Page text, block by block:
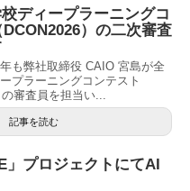
ディープラーニングコ
）の二次審査
も弊社取締役 CAIO 宮島が全
プラーニングコンテスト
審査員を担当い...
記事を読む
」プロジェクトにてAI